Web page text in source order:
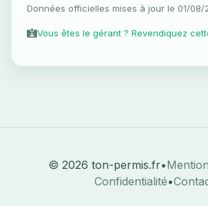
Données officielles mises à jour le 01/08/
Vous êtes le gérant ? Revendiquez
© 2026 ton-permis.fr•
Confidentialité•